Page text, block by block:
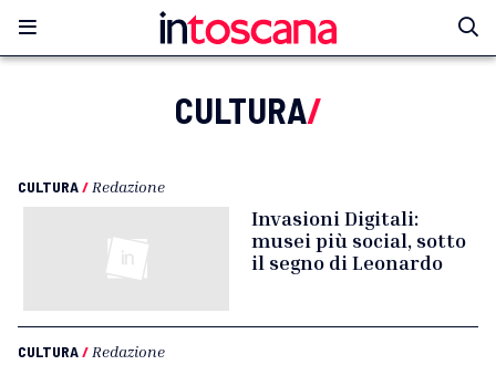
CULTURA/
CULTURA/ Redazione
Invasioni Digitali:
musei più social, sotto
il segno di Leonardo
CULTURA/ Redazione